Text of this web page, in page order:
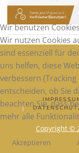
Copyright ©
Wir benutzen Cookies
Wir nutzen Cookies
sind essenziell für
uns helfen, diese
verbessern
entscheiden, ob Sie
beachten Sie, dass
mehr alle
Akzeptieren